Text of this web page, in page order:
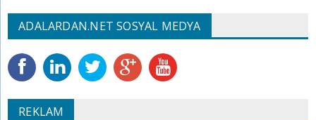
ADALARDAN.NET SOSYAL MEDYA
REKLAM